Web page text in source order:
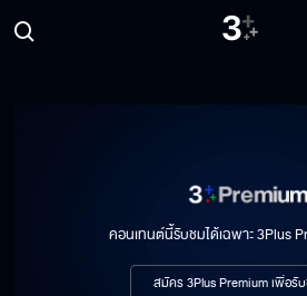
คอนเทนต์นี้รับชมได้เฉพาะ 3Plus
สมัคร 3Plus Premium เพื่อรั
อีบัวกับไอ้ขวัญ